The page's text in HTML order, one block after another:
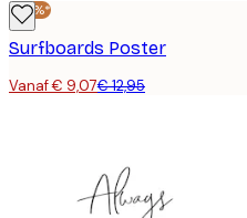
-30%*
Surfboards Poster
Vanaf € 9,07€ 12,95